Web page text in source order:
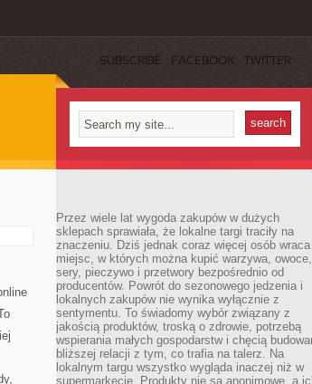
SUBSCRIBE FACEBOOK TWITTER
Przez wiele lat wygoda zakupów w dużych
sklepach sprawiała, że lokalne targi traciły na
znaczeniu. Dziś jednak coraz więcej osób
miejsc, w których można kupić warzywa, owoce,
sery, pieczywo i przetwory bezpośrednio od
producentów. Powrót do sezonowego jedzenia i
lokalnych zakupów nie wynika wyłącznie z
sentymentu. To świadomy wybór związany z
jakością produktów, troską o zdrowie, potrzebą
wspierania małych gospodarstw i chęcią
bliższej relacji z tym, co trafia na talerz. Na
lokalnym targu wszystko wygląda inaczej niż w
supermarkecie. Produkty nie są anonimowe, a